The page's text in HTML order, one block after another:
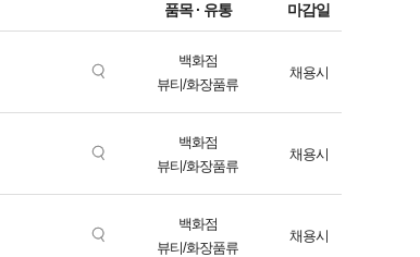
어 반등의 여지가 있다.
품목 · 유통 마감일
백화점
뷰티/화장품류
채용시
백화점
뷰티/화장품류
채용시
백화점
뷰티/화장품류
채용시